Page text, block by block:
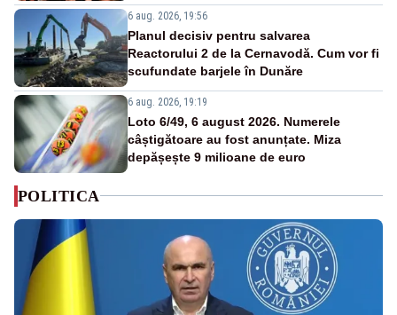
6 aug. 2026, 19:56
Planul decisiv pentru salvarea
Reactorului 2 de la Cernavodă. Cum vor fi
scufundate barjele în Dunăre
6 aug. 2026, 19:19
Loto 6/49, 6 august 2026. Numerele
câștigătoare au fost anunțate. Miza
depășește 9 milioane de euro
POLITICA